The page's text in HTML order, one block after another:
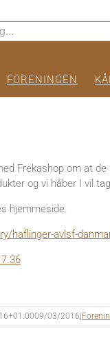
FORENINGEN
Frekashop om at
og vi håber I vil
hjemmeside.
haflinger-avlsf-
09/03/2016